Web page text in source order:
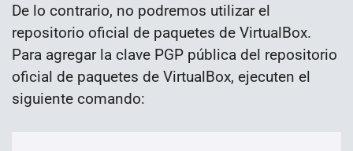
De lo contrario, no podremos utilizar el
repositorio oficial de paquetes de VirtualBox.
Para agregar la clave PGP pública del repositorio
oficial de paquetes de VirtualBox, ejecuten el
siguiente comando: